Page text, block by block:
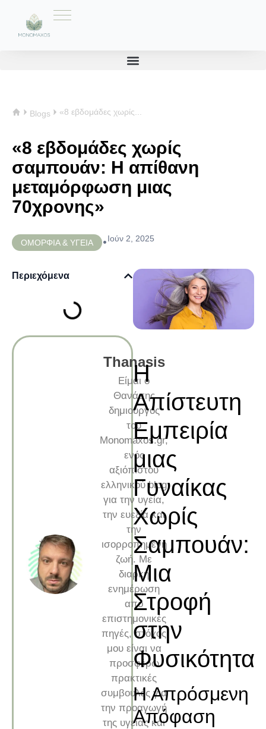
Blogs «8 εβδομάδες χωρίς...
«8 εβδομάδες χωρίς
σαμπουάν: Η απίθανη
μεταμόρφωση μιας
70χρονης»
ΟΜΟΡΦΙΑ & ΥΓΕΙΑ •Ιούν 2, 2025
Περιεχόμενα
Thanasis
Είμαι ο
Θανάσης
δημιουργός
του
Monomaxos.gr,
ενός
αξιόπιστου
ελληνικού blog
για την υγεία,
την ευεξία και
την
ισορροπημένη
ζωή. Με
διαρκή
ενημέρωση
από
επιστημονικές
πηγές, στόχος
μου είναι να
προσφέρω
πρακτικές
συμβουλές για
την προαγωγή
της υγείας και
Η
Απίστευτη
Εμπειρία
μιας
Γυναίκας
Χωρίς
Σαμπουάν:
Μια
Στροφή
στην
Φυσικότητα
Η Απρόσμενη
Απόφαση